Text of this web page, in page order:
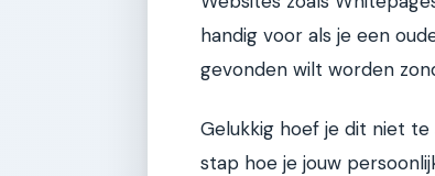
handig voor als je een
gevonden wilt worden
Gelukkig hoef je dit niet
stap hoe je jouw